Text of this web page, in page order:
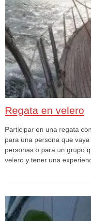
Regata en velero
Participar en una regata
para una persona que
personas o para un grupo
velero y tener una